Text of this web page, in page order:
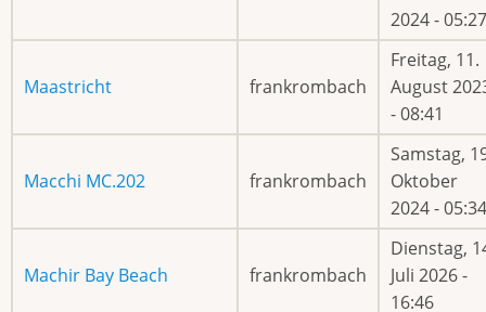
2024 - 05:27
Maastricht frankrombach
Freitag, 11.
August
- 08:41
Macchi MC.202 frankrombach
Samstag,
Oktober
2024 - 05:34
Machir Bay Beach frankrombach
Dienstag,
Juli 2026 -
16:46